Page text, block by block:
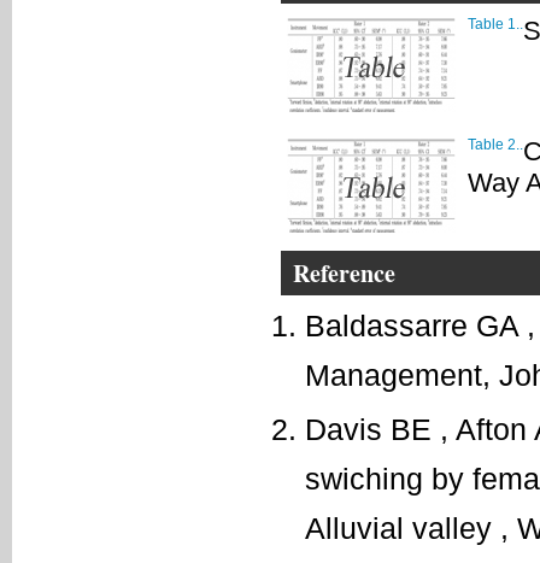
Table 1..
Table 2..
Way
Reference
Baldassarre GA
Management,
Davis BE , Afton
swiching by
Alluvial valley ,